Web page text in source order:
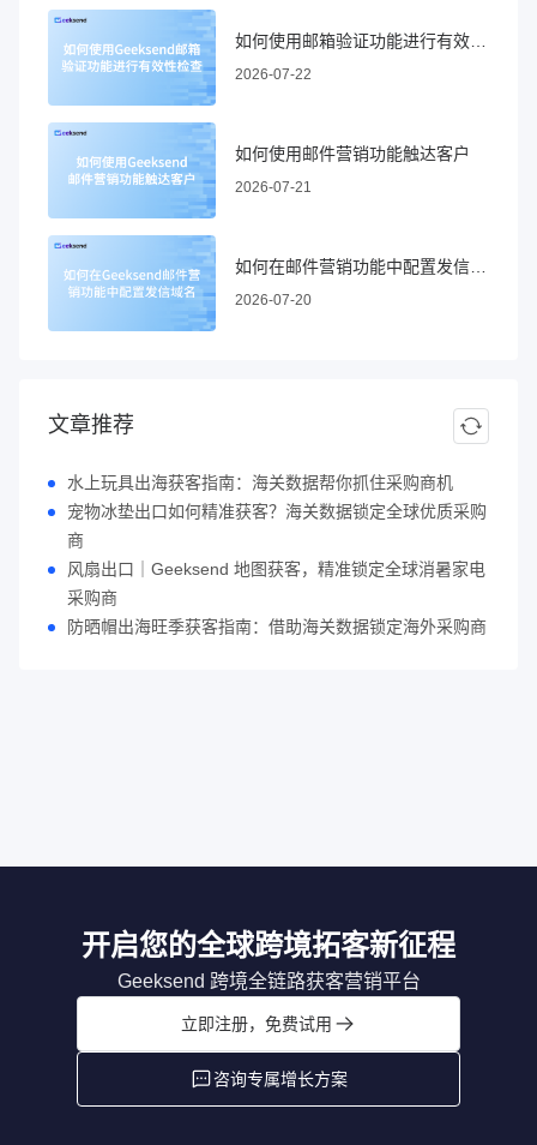
2026-07-22
如何使用邮件营销功能触达客户
2026-07-21
2026-07-20
文章推荐
水上玩具出海获客指南：海关数据帮你抓住采购商机
宠物冰垫出口如何精准获客？海关数据锁定全球优质采购
商
风扇出口｜Geeksend 地图获客，精准锁定全球消暑家电
采购商
防晒帽出海旺季获客指南：借助海关数据锁定海外采购商
开启您的全球跨境拓客新征程
Geeksend 跨境全链路获客营销平台
立即注册，免费试用
咨询专属增长方案